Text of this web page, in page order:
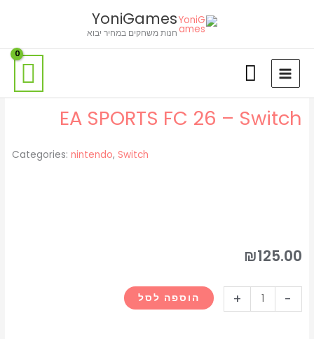
YoniGames
חנות משחקים במחיר יבוא
EA SPORTS FC 26 – Switch
Categories: nintendo,Switch
₪125.00
-
של
+ הוספה לסל